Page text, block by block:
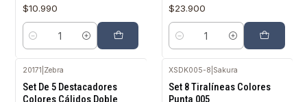
$10.990
Cantidad
$23.900
Cantidad
20171 Zebra
Set De 5 Destacadores
Colores Cálidos Doble
XSDK005-8 Sakura
Set 8 Tiralíneas Colores
Punta 005